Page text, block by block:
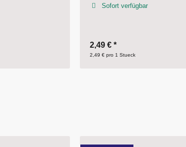
Beschichtungswalzen
Sofort verfügbar
4,95 € *
4,95 € pro 1 Set